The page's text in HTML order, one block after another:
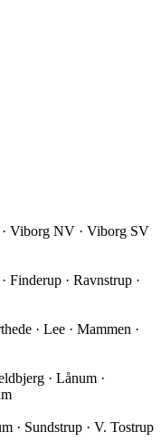
Viborg NV · Viborg SV
Finderup · Ravnstrup ·
· Lee · Mammen ·
· Lånum ·
· Sundstrup · V. Tostrup